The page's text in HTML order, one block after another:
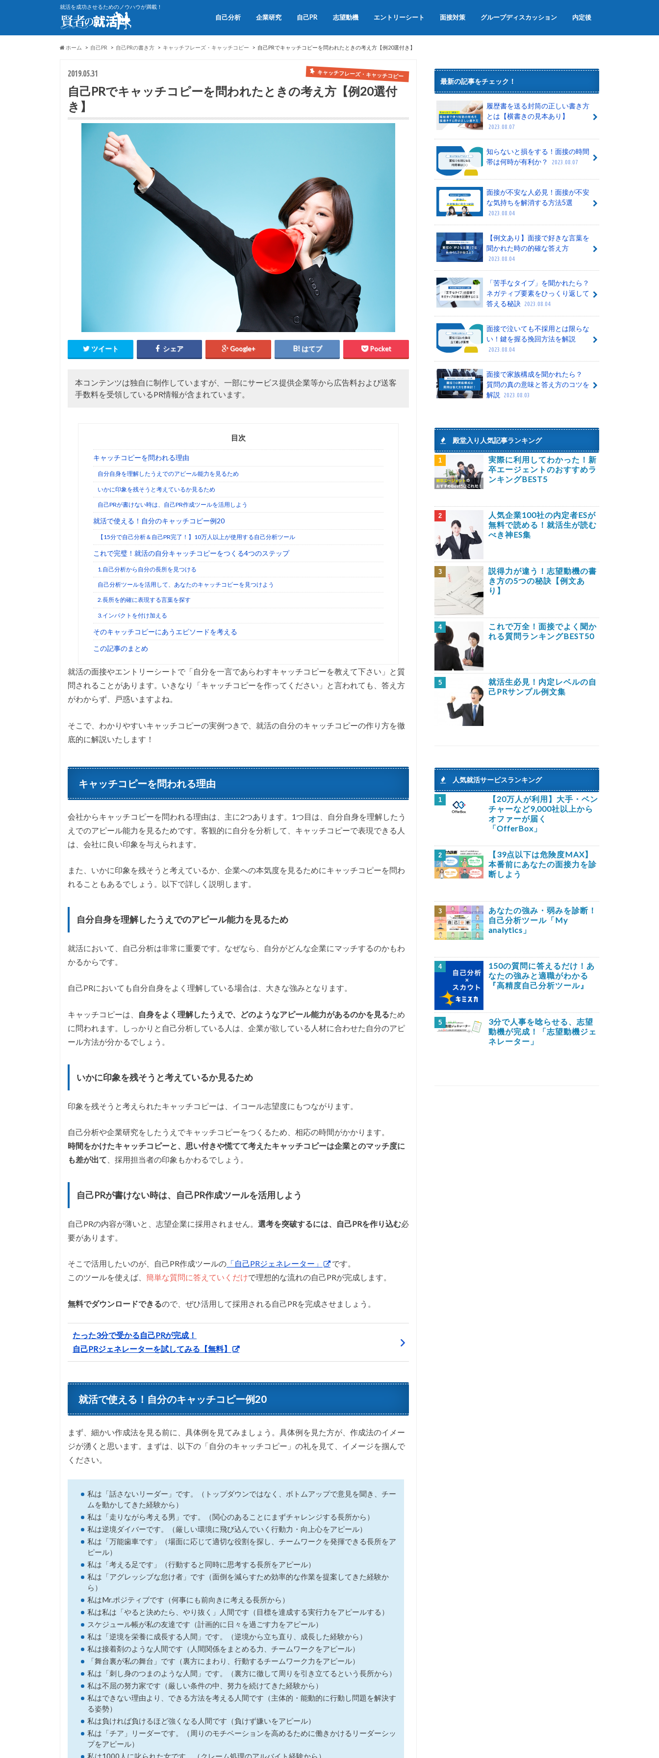
就活を成功させるためのノウハウが満載！
自己分析 企業研究
会社説明会
OB訪問
自己PR
自己PRの書き方
自己PRの例文集
志望動機
志望動機の書き方
志望動機の例文
エントリーシート 面接対策
面接のマナー
面接でよく聞かれる質問
グループディスカッション
グループワーク
内定後
内定辞退
内定者懇親会
内定式
ホーム 自己PR 自己PRの書き方 キャッチフレーズ・キャッチコピー 自己PRでキャッチコピーを問われたときの考え方【例20選付き】
2019.05.31 キャッチフレーズ・キャッチコピー
自己PRでキャッチコピーを問われたときの考え方【例20選付
き】
ツイート シェア Google+ はてブ Pocket
本コンテンツは独自に制作していますが、一部にサービス提供企業等から広告料および送客
手数料を受領しているPR情報が含まれています。
目次
キャッチコピーを問われる理由
自分自身を理解したうえでのアピール能力を見るため
いかに印象を残そうと考えているか見るため
自己PRが書けない時は、自己PR作成ツールを活用しよう
就活で使える！自分のキャッチコピー例20
【15分で自己分析＆自己PR完了！】10万人以上が使用する自己分析ツール
これで完璧！就活の自分キャッチコピーをつくる4つのステップ
1.自己分析から自分の長所を見つける
自己分析ツールを活用して、あなたのキャッチコピーを見つけよう
2.長所を的確に表現する言葉を探す
3.インパクトを付け加える
そのキャッチコピーにあうエピソードを考える
この記事のまとめ
就活の面接やエントリーシートで「自分を一言であらわすキャッチコピーを教えて下さい」と質
問されることがあります。いきなり「キャッチコピーを作ってください」と言われても、答え方
がわからず、戸惑いますよね。
そこで、わかりやすいキャッチコピーの実例つきで、就活の自分のキャッチコピーの作り方を徹
底的に解説いたします！
キャッチコピーを問われる理由
会社からキャッチコピーを問われる理由は、主に2つあります。1つ目は、自分自身を理解したう
えでのアピール能力を見るためです。客観的に自分を分析して、キャッチコピーで表現できる人
は、会社に良い印象を与えられます。
また、いかに印象を残そうと考えているか、企業への本気度を見るためにキャッチコピーを問わ
れることもあるでしょう。以下で詳しく説明します。
自分自身を理解したうえでのアピール能力を見るため
就活において、自己分析は非常に重要です。なぜなら、自分がどんな企業にマッチするのかもわ
かるからです。
自己PRにおいても自分自身をよく理解している場合は、大きな強みとなります。
キャッチコピーは、 自身をよく理解したうえで、どのようなアピール能力があるのかを見るため
に問われます。しっかりと自己分析している人は、企業が欲している人材に合わせた自分のアピ
ール方法が分かるでしょう。
いかに印象を残そうと考えているか見るため
印象を残そうと考えられたキャッチコピーは、イコール志望度にもつながります。
自己分析や企業研究をしたうえでキャッチコピーをつくるため、相応の時間がかかります。
時間をかけたキャッチコピーと、思い付きや慌てて考えたキャッチコピーは企業とのマッチ度に
も差が出て 、採用担当者の印象もかわるでしょう。
自己PRが書けない時は、自己PR作成ツールを活用しよう
自己PRの内容が薄いと、志望企業に採用されません。 選考を突破するには、自己PRを作り込む必
要があります。
そこで活用したいのが、自己PR作成ツールの 「自己PRジェネレーター」
です。
このツールを使えば、 簡単な質問に答えていくだけで理想的な流れの自己PRが完成します。
無料でダウンロードできるので、ぜひ活用して採用される自己PRを完成させましょう。
たった3分で受かる自己PRが完成！
自己PRジェネレーターを試してみる【無料】
就活で使える！自分のキャッチコピー例20
まず、細かい作成法を見る前に、具体例を見てみましょう。具体例を見た方が、作成法のイメー
ジが湧くと思います。まずは、以下の「自分のキャッチコピー」の礼を見て、イメージを掴んで
ください。
私は「話さないリーダー」です。（トップダウンではなく、ボトムアップで意見を聞き、チー
ムを動かしてきた経験から）
私は「走りながら考える男」です。（関心のあることにまずチャレンジする長所から）
私は逆境ダイバーです。（厳しい環境に飛び込んでいく行動力・向上心をアピール）
私は「万能歯車です」（場面に応じて適切な役割を探し、チームワークを発揮できる長所をア
ピール）
私は「考える足です」（行動すると同時に思考する長所をアピール）
私は「アグレッシブな怠け者」です（面倒を減らすため効率的な作業を提案してきた経験か
ら）
私はMr.ポジティブです（何事にも前向きに考える長所から）
私は私は「やると決めたら、やり抜く」人間です（目標を達成する実行力をアピールする）
スケジュール帳が私の友達です（計画的に日々を過ごす力をアピール）
私は「逆境を栄養に成長する人間」です。（逆境から立ち直り、成長した経験から）
私は接着剤のような人間です（人間関係をまとめる力、チームワークをアピール）
「舞台裏が私の舞台」です（裏方にまわり、行動するチームワーク力をアピール）
私は「刺し身のつまのような人間」です。（裏方に徹して周りを引き立てるという長所から）
私は不屈の努力家です（厳しい条件の中、努力を続けてきた経験から）
私はできない理由より、できる方法を考える人間です（主体的・能動的に行動し問題を解決す
る姿勢）
私は負ければ負けるほど強くなる人間です（負けず嫌いをアピール）
私は「チア」リーダーです。（周りのモチベーションを高めるために働きかけるリーダーシッ
プをアピール）
私は1000人に叱られた女です。（クレーム処理のアルバイト経験から）
最新の記事をチェック！
履歴書を送る封筒の正しい書き方
とは【横書きの見本あり】
2023.08.07
知らないと損をする！面接の時間
帯は何時が有利か？
2023.08.07
面接が不安な人必見！面接が不安
な気持ちを解消する方法5選
2023.08.04
【例文あり】面接で好きな言葉を
聞かれた時の的確な答え方
2023.08.04
「苦手なタイプ」を聞かれたら？
ネガティブ要素をひっくり返して
答える秘訣 2023.08.04
面接で泣いても不採用とは限らな
い！鍵を握る挽回方法を解説
2023.08.04
面接で家族構成を聞かれたら？
質問の真の意味と答え方のコツを
解説
2023.08.03
殿堂入り人気記事ランキング
1
実際に利用してわかった！新
卒エージェントのおすすめラ
ンキングBEST5
2
人気企業100社の内定者ESが
無料で読める！就活生が読む
べき神ES集
3
説得力が違う！志望動機の書
き方の5つの秘訣【例文あ
り】
4
これで万全！面接でよく聞か
れる質問ランキングBEST50
5
就活生必見！内定レベルの自
己PRサンプル例文集
人気就活サービスランキング
1
【20万人が利用】大手・ベン
チャーなど9,000社以上から
オファーが届く
「OfferBox」
2
【39点以下は危険度MAX】
本番前にあなたの面接力を診
断しよう
3
あなたの強み・弱みを診断！
自己分析ツール「My
analytics」
4
150の質問に答えるだけ！あ
なたの強みと適職がわかる
『高精度自己分析ツール』
5
3分で人事を唸らせる、志望
動機が完成！「志望動機ジェ
ネレーター」